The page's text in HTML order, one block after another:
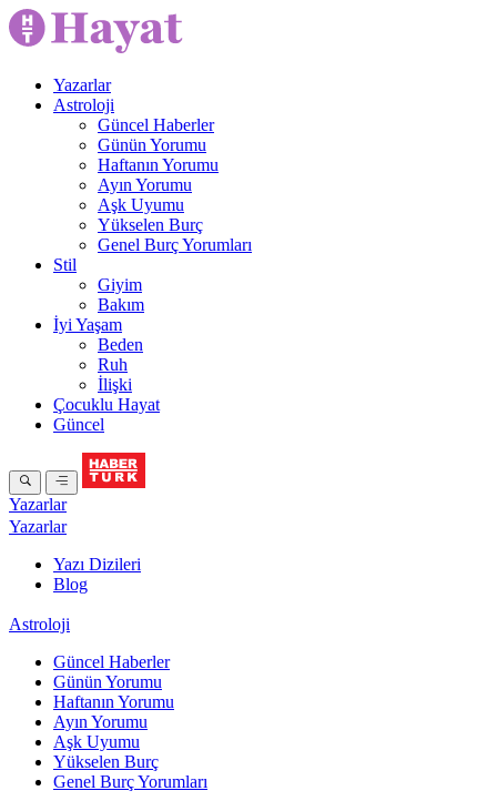
Yazarlar
Astroloji
Güncel Haberler
Günün Yorumu
Haftanın Yorumu
Ayın Yorumu
Aşk Uyumu
Yükselen Burç
Genel Burç Yorumları
Stil
Giyim
Bakım
İyi Yaşam
Beden
Ruh
İlişki
Çocuklu Hayat
Güncel
Yazarlar
Yazarlar
Yazı Dizileri
Blog
Astroloji
Güncel Haberler
Günün Yorumu
Haftanın Yorumu
Ayın Yorumu
Aşk Uyumu
Yükselen Burç
Genel Burç Yorumları